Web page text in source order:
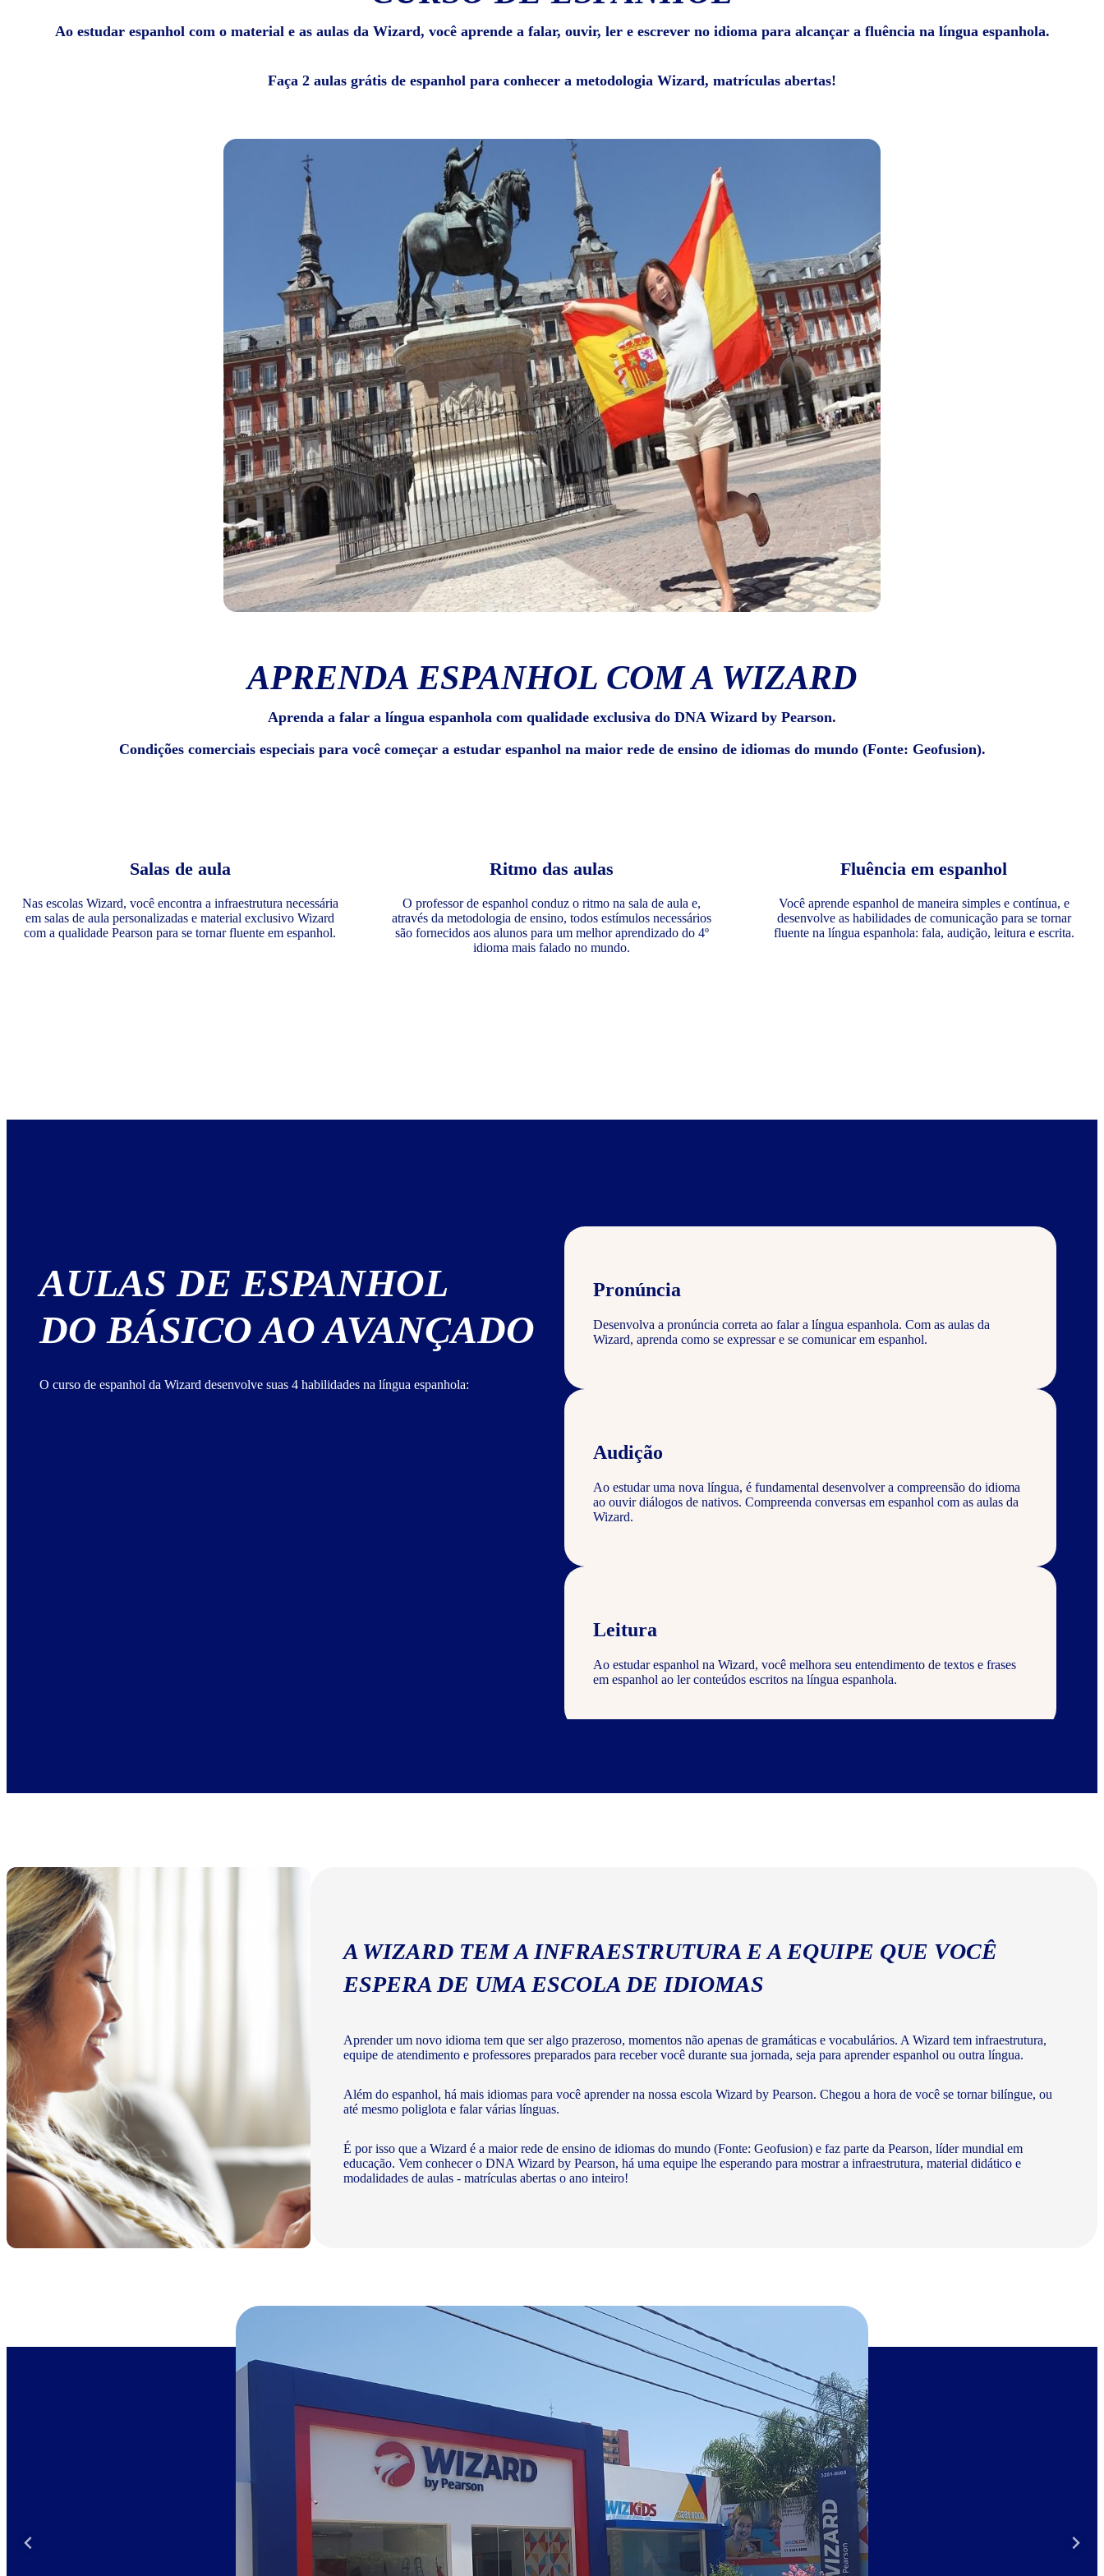
Ao estudar espanhol com o material e as aulas da Wizard, você aprende a falar, ouvir, ler e escrever no idioma para alcançar a fluência na língua espanhola.
Faça 2 aulas grátis de espanhol para conhecer a metodologia Wizard, matrículas abertas!
APRENDA ESPANHOL COM A WIZARD
Aprenda a falar a língua espanhola com qualidade exclusiva do DNA Wizard by Pearson.
Condições comerciais especiais para você começar a estudar espanhol na maior rede de ensino de idiomas do mundo (Fonte: Geofusion).
Salas de aula
Nas escolas Wizard, você encontra a infraestrutura necessária
em salas de aula personalizadas e material exclusivo Wizard
com a qualidade Pearson para se tornar fluente em espanhol.
Ritmo das aulas
O professor de espanhol conduz o ritmo na sala de aula e,
através da metodologia de ensino, todos estímulos necessários
são fornecidos aos alunos para um melhor aprendizado do 4º
idioma mais falado no mundo.
Fluência em espanhol
Você aprende espanhol de maneira simples e contínua, e
desenvolve as habilidades de comunicação para se tornar
fluente na língua espanhola: fala, audição, leitura e escrita.
AULAS DE ESPANHOL
DO BÁSICO AO AVANÇADO
O curso de espanhol da Wizard desenvolve suas 4 habilidades na língua espanhola:
Pronúncia
Desenvolva a pronúncia correta ao falar a língua espanhola. Com as aulas da
Wizard, aprenda como se expressar e se comunicar em espanhol.
Audição
Ao estudar uma nova língua, é fundamental desenvolver a compreensão do idioma
ao ouvir diálogos de nativos. Compreenda conversas em espanhol com as aulas da
Wizard.
Leitura
Ao estudar espanhol na Wizard, você melhora seu entendimento de textos e frases
em espanhol ao ler conteúdos escritos na língua espanhola.
Escrita
A WIZARD TEM A INFRAESTRUTURA E A EQUIPE QUE VOCÊ
ESPERA DE UMA ESCOLA DE IDIOMAS
Aprender um novo idioma tem que ser algo prazeroso, momentos não apenas de gramáticas e vocabulários. A Wizard tem infraestrutura,
equipe de atendimento e professores preparados para receber você durante sua jornada, seja para aprender espanhol ou outra língua.
Além do espanhol, há mais idiomas para você aprender na nossa escola Wizard by Pearson. Chegou a hora de você se tornar bilíngue, ou
até mesmo poliglota e falar várias línguas.
É por isso que a Wizard é a maior rede de ensino de idiomas do mundo (Fonte: Geofusion) e faz parte da Pearson, líder mundial em
educação. Vem conhecer o DNA Wizard by Pearson, há uma equipe lhe esperando para mostrar a infraestrutura, material didático e
modalidades de aulas - matrículas abertas o ano inteiro!